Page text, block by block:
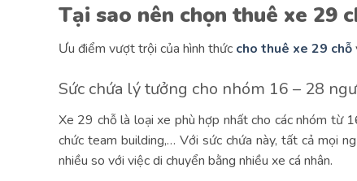
Tại sao nên chọn thuê xe 29
Ưu điểm vượt trội của hình thức cho thuê xe 29 chỗ
Sức chứa lý tưởng cho nhóm 16 – 28
Xe 29 chỗ là loại xe phù hợp nhất cho các nhóm từ
chức team building,… Với sức chứa này, tất cả mọi
nhiều so với việc di chuyển bằng nhiều xe cá nhân.